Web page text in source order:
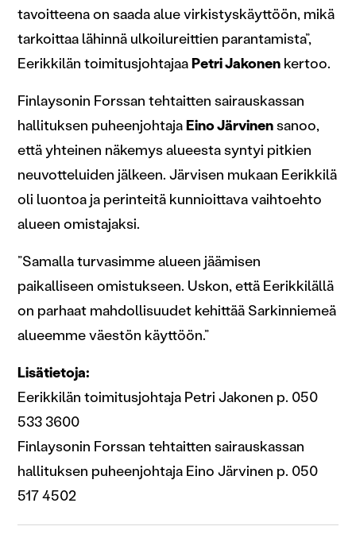
tavoitteena on saada alue virkistyskäyttöön, mikä
tarkoittaa lähinnä ulkoilureittien parantamista”,
Eerikkilän toimitusjohtajaaPetri Jakonen kertoo.
Finlaysonin Forssan tehtaitten sairauskassan
hallituksen puheenjohtajaEino Järvinensanoo,
että yhteinen näkemys alueesta syntyi pitkien
neuvotteluiden jälkeen. Järvisen mukaan Eerikkilä
oli luontoa ja perinteitä kunnioittava vaihtoehto
alueen omistajaksi.
”Samalla turvasimme alueen jäämisen
paikalliseen omistukseen. Uskon, että Eerikkilällä
on parhaat mahdollisuudet kehittää Sarkinniemeä
alueemme väestön käyttöön.”
Lisätietoja:
Eerikkilän toimitusjohtaja Petri Jakonen p. 050
533 3600
Finlaysonin Forssan tehtaitten sairauskassan
hallituksen puheenjohtaja Eino Järvinen p. 050
517 4502